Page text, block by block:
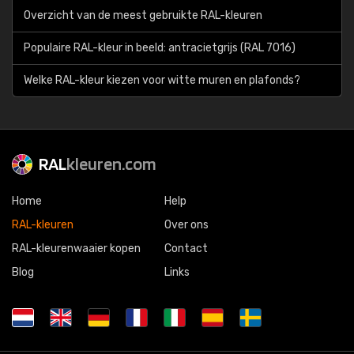
Overzicht van de meest gebruikte RAL-kleuren
Populaire RAL-kleur in beeld: antracietgrijs (RAL 7016)
Welke RAL-kleur kiezen voor witte muren en plafonds?
RALkleuren.com
Home
RAL-kleuren
RAL-kleurenwaaier kopen
Blog
Help
Over ons
Contact
Links